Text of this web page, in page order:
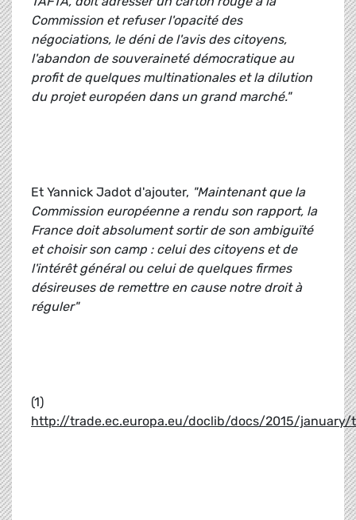
Commission et refuser l'opacité des
négociations, le déni de l'avis des citoyens,
l'abandon de souveraineté démocratique au
profit de quelques multinationales et la dilution
du projet européen dans un grand marché."
Et Yannick Jadot d'ajouter, "Maintenant que la
Commission européenne a rendu son rapport, la
France doit absolument sortir de son ambiguïté
et choisir son camp : celui des citoyens et de
l'intérêt général ou celui de quelques firmes
désireuses de remettre en cause notre droit à
réguler"
(1)
http://trade.ec.europa.eu/doclib/docs/2015/january/